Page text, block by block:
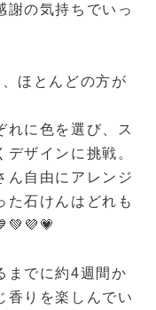
謝の気持ちでいっ
ほとんどの方が
れに色を選び、ス
ザインに挑戦。
ん自由にアレンジ
た石けんはどれも
までに約4週間か
香りを楽しんでい